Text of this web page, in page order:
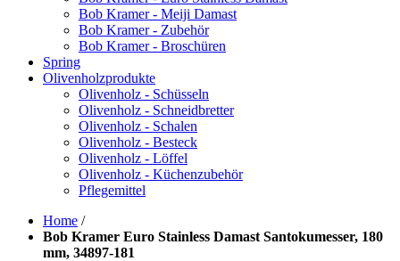
Bob Kramer - Meiji Damast
Bob Kramer - Zubehör
Bob Kramer - Broschüren
Spring
Olivenholzprodukte
Olivenholz - Schüsseln
Olivenholz - Schneidbretter
Olivenholz - Schalen
Olivenholz - Besteck
Olivenholz - Löffel
Olivenholz - Küchenzubehör
Pflegemittel
Home /
Bob Kramer Euro Stainless Damast Santokumesser, 180
mm, 34897-181